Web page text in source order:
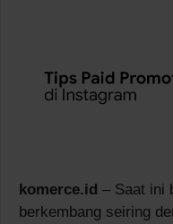
komerce.id – Saat ini
berkembang seiring